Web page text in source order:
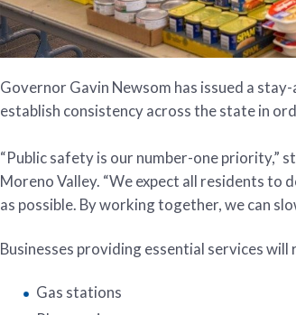
Governor Gavin Newsom has issued a
establish consistency across the state in
“Public safety is our number-one priority,”
Moreno Valley. “We expect all residents to
as possible. By working together, we can
Businesses providing essential services will
Gas stations